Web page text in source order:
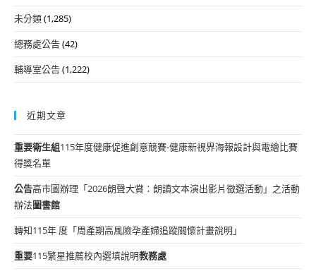
未分類(1,285)
總務處公告(42)
輔導室公告(1,222)
近期文章
重要衛生組115年度健康促進創意競賽-健康新視界海報設計與電繪比賽
得獎名單
公告高市圖辦理「2026朗聲大賞：朗讀文本演出影片徵選活動」之活動
辦法圖書館
轉知115年 度「周產期高風險孕產婦追蹤關懷計畫說明」
重要115繁星推薦校內選填說明教務處